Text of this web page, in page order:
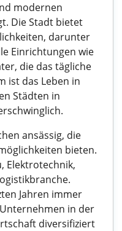
modernen
Die Stadt bietet
darunter
Einrichtungen wie
die das tägliche
ist das Leben in
Städten in
ansässig, die
bieten.
Elektrotechnik,
Jahren immer
in der
diversifiziert